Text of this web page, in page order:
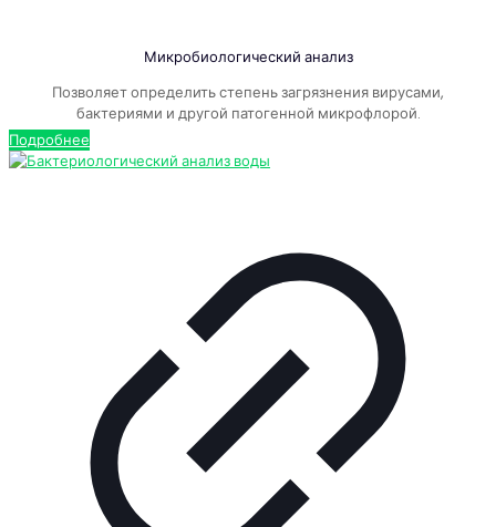
Микробиологический анализ
Позволяет определить степень загрязнения вирусами,
бактериями и другой патогенной микрофлорой.
Подробнее